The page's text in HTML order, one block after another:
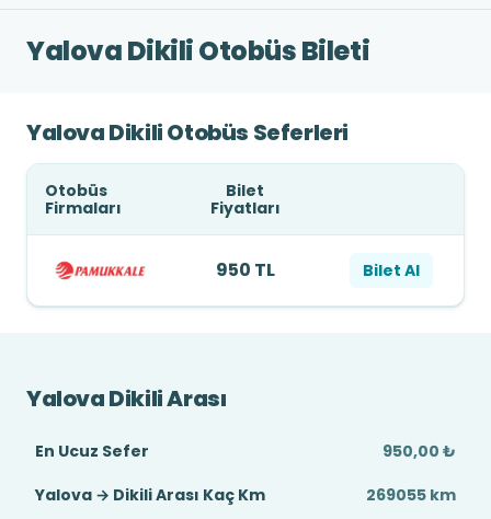
Yalova Dikili Otobüs Bileti
Yalova Dikili Otobüs Seferleri
Otobüs
Firmaları
Bilet
Fiyatları
950 TL Bilet Al
Yalova Dikili Arası
En Ucuz Sefer
950,00 ₺
Yalova → Dikili Arası Kaç Km
269055 km